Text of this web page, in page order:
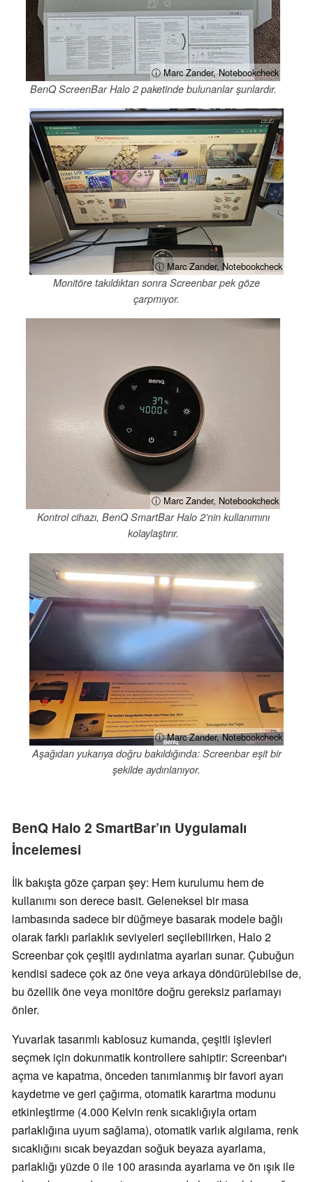
ⓘ Marc Zander, Notebookcheck
BenQ ScreenBar Halo 2 paketinde bulunanlar şunlardır.
ⓘ Marc Zander, Notebookcheck
Monitöre takıldıktan sonra Screenbar pek göze
çarpmıyor.
ⓘ Marc Zander, Notebookcheck
Kontrol cihazı, BenQ SmartBar Halo 2’nin kullanımını
kolaylaştırır.
ⓘ Marc Zander, Notebookcheck
Aşağıdan yukarıya doğru bakıldığında: Screenbar eşit bir
şekilde aydınlanıyor.
BenQ Halo 2 SmartBar’ın Uygulamalı
İncelemesi
İlk bakışta göze çarpan şey: Hem kurulumu hem de
kullanımı son derece basit. Geleneksel bir masa
lambasında sadece bir düğmeye basarak modele bağlı
olarak farklı parlaklık seviyeleri seçilebilirken, Halo 2
Screenbar çok çeşitli aydınlatma ayarları sunar. Çubuğun
kendisi sadece çok az öne veya arkaya döndürülebilse de,
bu özellik öne veya monitöre doğru gereksiz parlamayı
önler.
Yuvarlak tasarımlı kablosuz kumanda, çeşitli işlevleri
seçmek için dokunmatik kontrollere sahiptir: Screenbar'ı
açma ve kapatma, önceden tanımlanmış bir favori ayarı
kaydetme ve geri çağırma, otomatik karartma modunu
etkinleştirme (4.000 Kelvin renk sıcaklığıyla ortam
parlaklığına uyum sağlama), otomatik varlık algılama, renk
sıcaklığını sıcak beyazdan soğuk beyaza ayarlama,
parlaklığı yüzde 0 ile 100 arasında ayarlama ve ön ışık ile